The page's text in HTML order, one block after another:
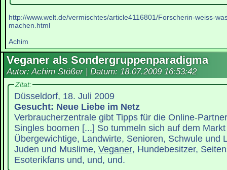
http://www.welt.de/vermischtes/article4116801/Forscherin-weiss-
machen.html
Achim
Veganer als Sondergruppenparadigma
Autor: Achim Stößer | Datum: 18.07.2009 16:53:42
Zitat:
Düsseldorf, 18. Juli 2009
Gesucht: Neue Liebe im Netz
Verbraucherzentrale gibt Tipps für die Online-
Singles boomen [...] So tummeln sich auf dem
Übergewichtige, Landwirte, Senioren, Schwule und
Juden und Muslime, Veganer, Hundebesitzer,
Esoterikfans und, und, und.